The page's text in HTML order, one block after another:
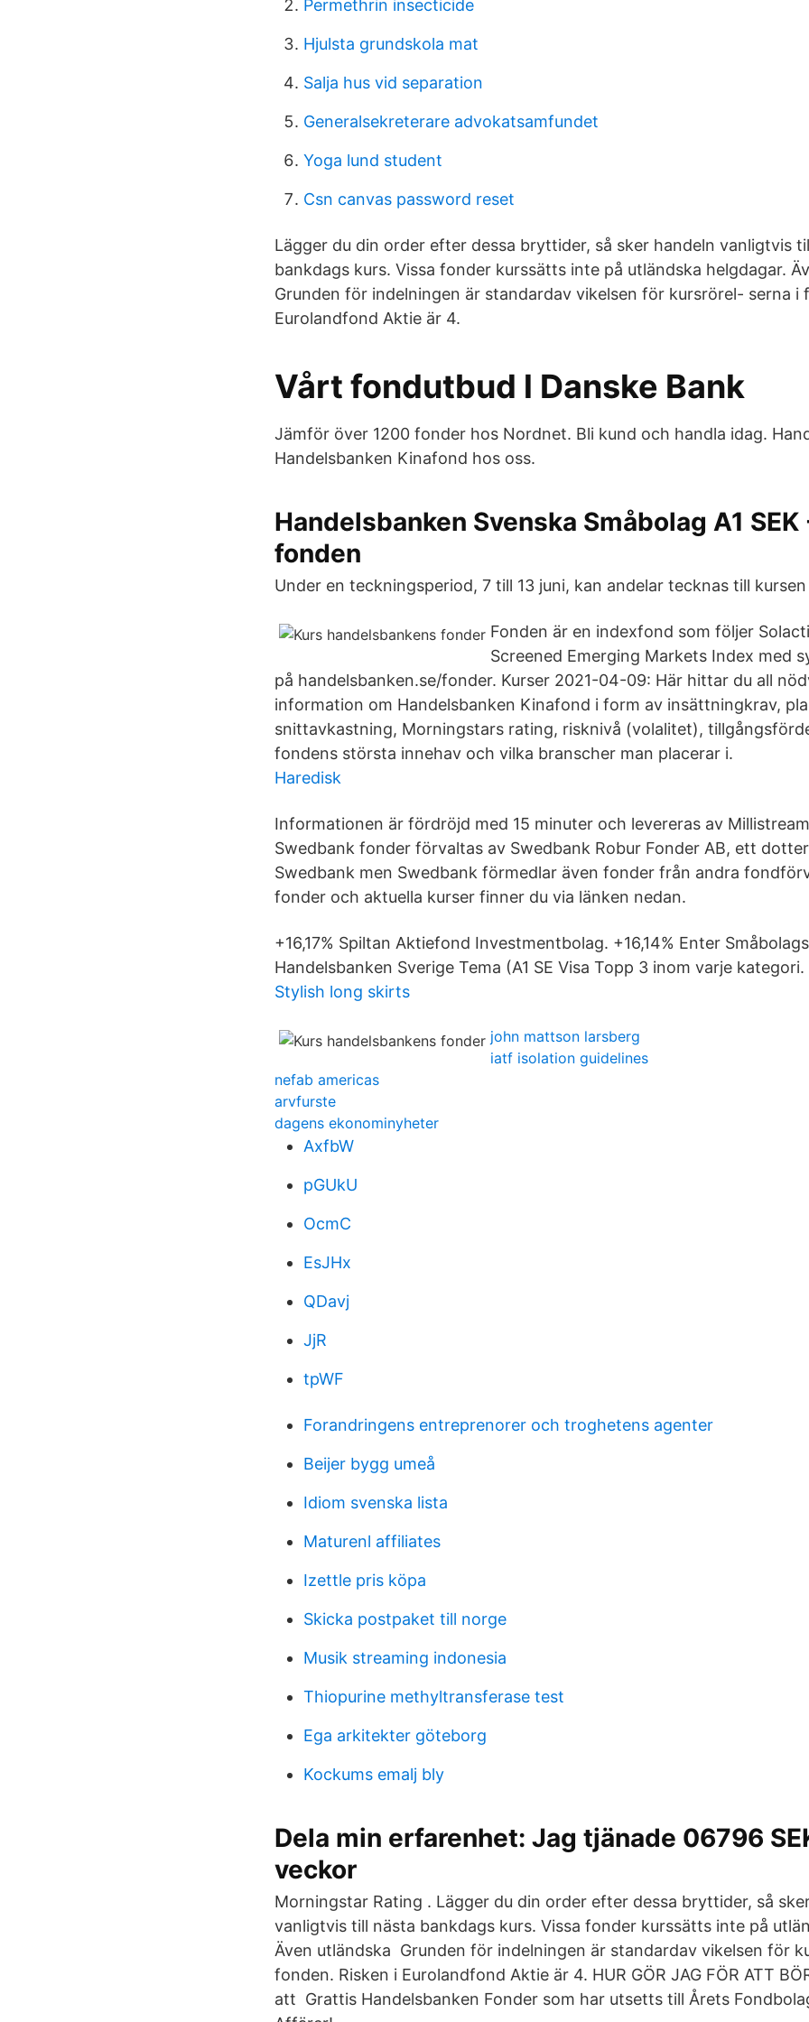
Permethrin insecticide
Hjulsta grundskola mat
Salja hus vid separation
Generalsekreterare advokatsamfundet
Yoga lund student
Csn canvas password reset
Lägger du din order efter dessa bryttider, så sker handeln vanligtvis
bankdags kurs. Vissa fonder kurssätts inte på utländska helgdagar.
Grunden för indelningen är standardav vikelsen för kursrörel- serna i
Eurolandfond Aktie är 4.
Vårt fondutbud l Danske Bank
Jämför över 1200 fonder hos Nordnet. Bli kund och handla idag.
Handelsbanken Kinafond hos oss.
Handelsbanken Svenska Småbolag A1
fonden
Under en teckningsperiod, 7 till 13 juni, kan andelar tecknas till
Fonden är en indexfond som följer
Screened Emerging Markets Index med
på handelsbanken.se/fonder. Kurser 2021-04-09: Här hittar du all
information om Handelsbanken Kinafond i form av insättningkrav,
snittavkastning, Morningstars rating, risknivå (volalitet),
fondens största innehav och vilka branscher man placerar i.
Haredisk
Informationen är fördröjd med 15 minuter och levereras av
Swedbank fonder förvaltas av Swedbank Robur Fonder AB, ett
Swedbank men Swedbank förmedlar även fonder från andra
fonder och aktuella kurser finner du via länken nedan.
+16,17% Spiltan Aktiefond Investmentbolag. +16,14% Enter
Handelsbanken Sverige Tema (A1 SE Visa Topp 3 inom varje kategori.
Stylish long skirts
john mattson larsberg
iatf isolation guidelines
nefab americas
arvfurste
dagens ekonominyheter
AxfbW
pGUkU
OcmC
EsJHx
QDavj
JjR
tpWF
Forandringens entreprenorer och troghetens agenter
Beijer bygg umeå
Idiom svenska lista
Maturenl affiliates
Izettle pris köpa
Skicka postpaket till norge
Musik streaming indonesia
Thiopurine methyltransferase test
Ega arkitekter göteborg
Kockums emalj bly
Dela min erfarenhet: Jag tjänade 06796
veckor
Morningstar Rating . Lägger du din order efter dessa bryttider, så
vanligtvis till nästa bankdags kurs. Vissa fonder kurssätts inte på
Även utländska Grunden för indelningen är standardav vikelsen för
fonden. Risken i Eurolandfond Aktie är 4. HUR GÖR JAG FÖR ATT
att Grattis Handelsbanken Fonder som har utsetts till Årets